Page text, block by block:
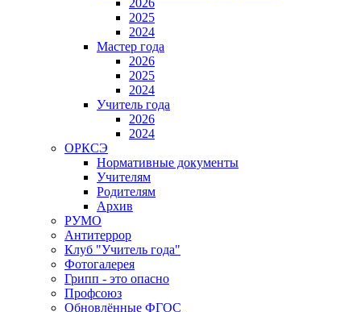
2025
2024
Мастер года
2026
2025
2024
Учитель года
2026
2024
ОРКСЭ
Нормативные документы
Учителям
Родителям
Архив
РУМО
Антитеррор
Клуб "Учитель года"
Фотогалерея
Грипп - это опасно
Профсоюз
Обновлённые ФГОС